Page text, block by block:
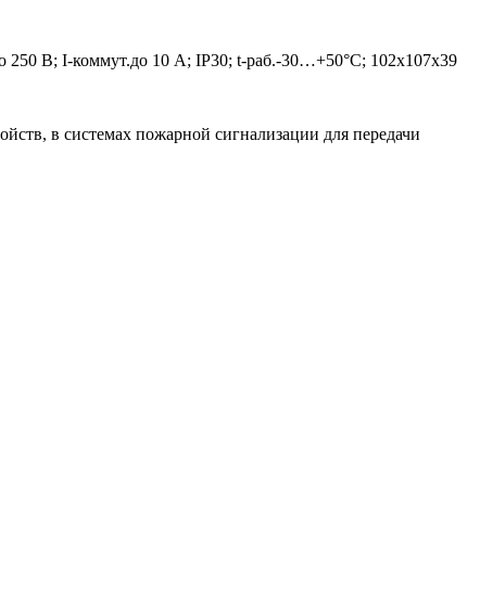
250 В; I-коммут.до 10 А; IP30; t-раб.-30…+50°С; 102х107х39
в системах пожарной сигнализации для передачи